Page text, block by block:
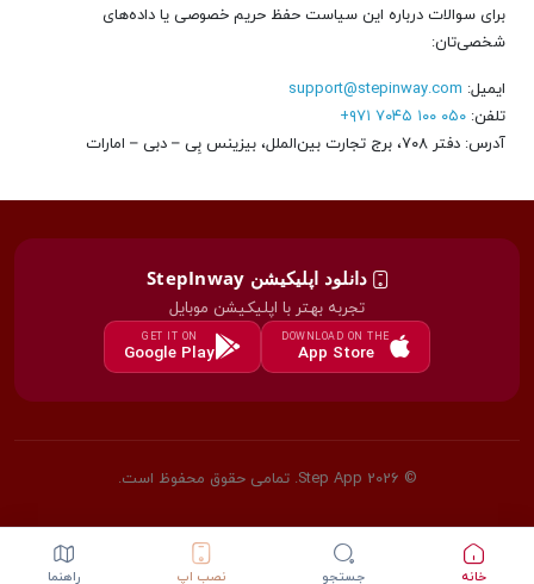
برای سوالات درباره این سیاست حفظ حریم خصوصی یا داده‌های
شخصی‌تان:
ایمیل: support@stepinway.com
تلفن: ۰۵۰ ۱۰۰ ۷۰۴۵ ۹۷۱+
آدرس: دفتر ۷۰۸، برج تجارت بین‌الملل، بیزینس بِی – دبی – امارات
دانلود اپلیکیشن StepInway
تجربه بهتر با اپلیکیشن موبایل
DOWNLOAD ON THE
App Store
GET IT ON
Google Play
© 2026 Step App. تمامی حقوق محفوظ است.
خانه جستجو نصب اپ راهنما